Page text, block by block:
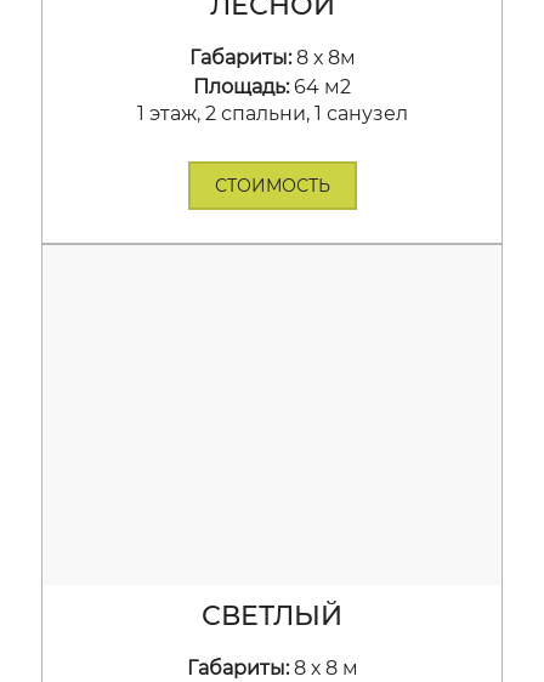
Габариты:8 х 8м
Площадь:64 м2
1 этаж, 2 спальни, 1 санузел
СТОИМОСТЬ
СВЕТЛЫЙ
Габариты:8 х 8 м